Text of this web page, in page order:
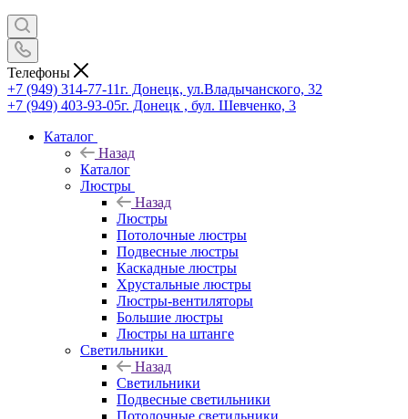
Телефоны
+7 (949) 314-77-11г. Донецк, ул.Владычанского, 32
+7 (949) 403-93-05г. Донецк , бул. Шевченко, 3
Каталог
Назад
Каталог
Люстры
Назад
Люстры
Потолочные люстры
Подвесные люстры
Каскадные люстры
Хрустальные люстры
Люстры-вентиляторы
Большие люстры
Люстры на штанге
Светильники
Назад
Светильники
Подвесные светильники
Потолочные светильники